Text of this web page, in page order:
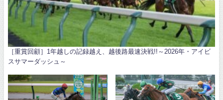
［重賞回顧］1年越しの記録越え、越後路最速決戦!!～2026年・アイビ
スサマーダッシュ～